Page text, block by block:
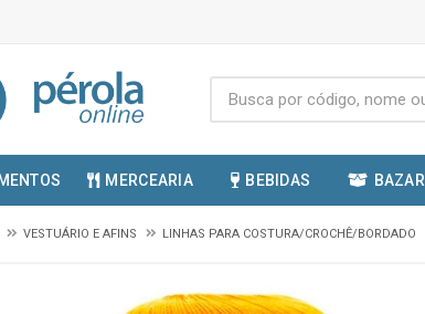
MERCEARIA BEBIDAS BAZAR
VESTUÁRIO E AFINS LINHAS PARA COSTURA/CROCHÊ/BORDADO